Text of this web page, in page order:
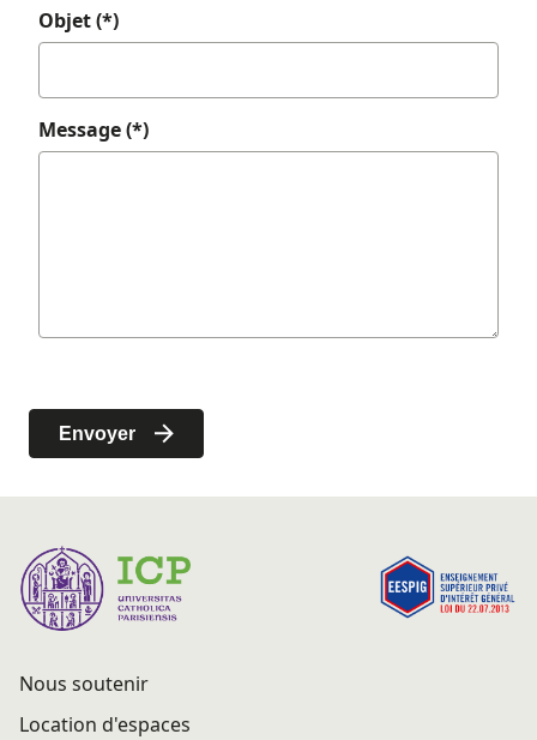
Objet (*)
Message (*)
Nous soutenir
Location d'espaces